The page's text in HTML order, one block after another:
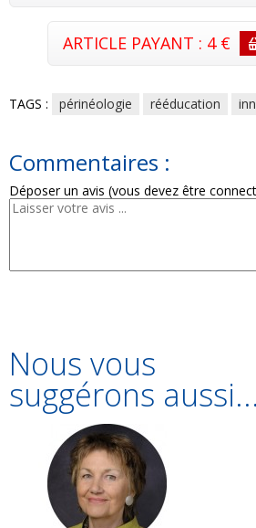
ARTICLE PAYANT : 4 €
TAGS : périnéologie rééducation
Commentaires :
Déposer un avis (vous devez être
Nous vous
suggérons aussi...